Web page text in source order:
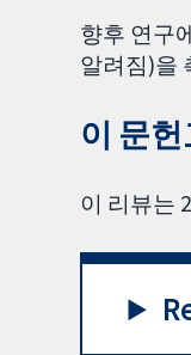
향후 연구
알려짐)을
이 문
이 리뷰는